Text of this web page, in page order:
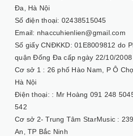
Đa, Hà Nội
Số điện thoại: 02438515045
Email: nhaccuhienlien@gmail.com
Số giấy CNĐKKD: 01E8009812 do
quận Đống Đa cấp ngày 22/10/2008
Cơ sở 1 : 26 phố Hào Nam, P Ô
Hà Nội
Điện thoại: : Mr Hoàng 091 248
542
Cơ sở 2- Trung Tâm StarMusic :
An, TP Bắc Ninh